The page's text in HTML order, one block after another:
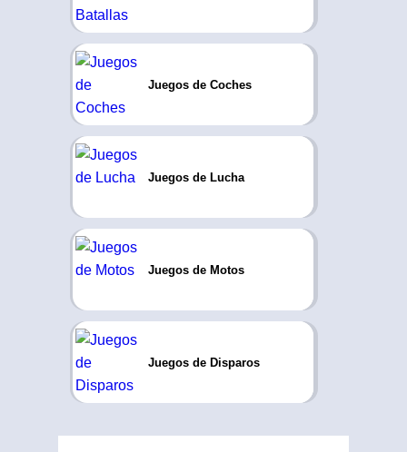
Juegos de Coches
Juegos de Lucha
Juegos de Motos
Juegos de Disparos